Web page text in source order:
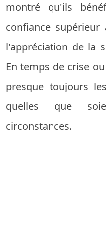
montré qu'ils
confiance
l'appréciation de la
En temps de crise
presque toujours
quelles que
circonstances.